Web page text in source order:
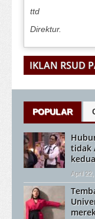
ttd
Direktur.
IKLAN RSUD
POPULAR
tidak
April